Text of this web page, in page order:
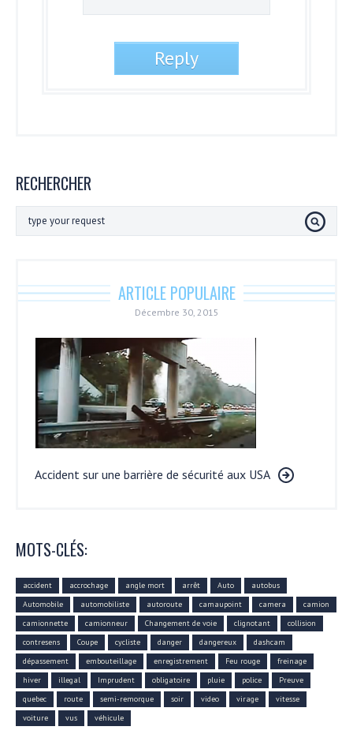
RECHERCHER
ARTICLE POPULAIRE
Décembre 30, 2015
Accident sur une barrière de sécurité aux USA
MOTS-CLÉS:
accident accrochage angle mort arrêt Auto
autobus
Automobile
automobiliste autoroute camaupoint camera
camion
camionnette
camionneur Changement de voie clignotant
collision
contresens
Coupe cycliste danger dangereux
dashcam
dépassement
embouteillage enregistrement Feu rouge
freinage
hiver
illegal Imprudent obligatoire pluie police
Preuve
quebec
route semi-remorque soir video virage
vitesse
voiture
vus véhicule